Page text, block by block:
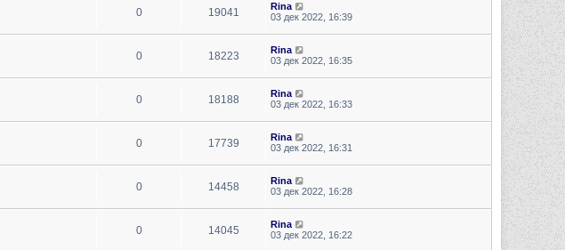
0 19041
Rina
03 дек 2022, 16:39
0 18223
Rina
03 дек 2022, 16:35
0 18188
Rina
03 дек 2022, 16:33
0 17739
Rina
03 дек 2022, 16:31
0 14458
Rina
03 дек 2022, 16:28
0 14045
Rina
03 дек 2022, 16:22